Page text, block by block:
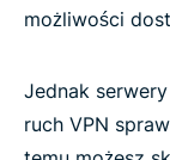
możliwości
Jednak
ruch VPN